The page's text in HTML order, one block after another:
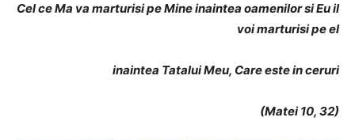
Cel ce Ma va marturisi pe Mine inaintea oamenilor si Eu il
voi marturisi pe el
inaintea Tatalui Meu, Care este in ceruri
(Matei 10, 32)